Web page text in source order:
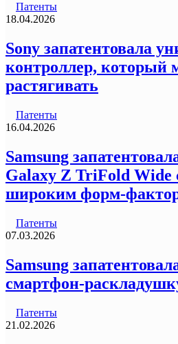
Патенты
18.04.2026
Sony запатентовала
контроллер, который
растягивать
Патенты
16.04.2026
Samsung
Galaxy Z TriFold Wide
широким форм-
Патенты
07.03.2026
Samsung
смартфон-
Патенты
21.02.2026